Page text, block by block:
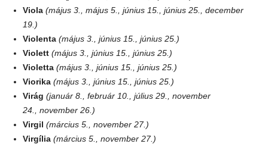
Viola (május 3., május 5., június 15., június 25., december
19.)
Violenta (május 3., június 15., június 25.)
Violett (május 3., június 15., június 25.)
Violetta (május 3., június 15., június 25.)
Viorika (május 3., június 15., június 25.)
Virág (január 8., február 10., július 29., november
24., november 26.)
Virgil (március 5., november 27.)
Virgília (március 5., november 27.)